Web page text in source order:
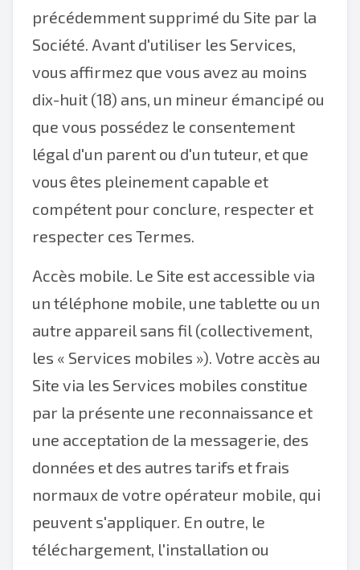
précédemment supprimé du Site par la
Société. Avant d'utiliser les Services,
vous affirmez que vous avez au moins
dix-huit (18) ans, un mineur émancipé ou
que vous possédez le consentement
légal d'un parent ou d'un tuteur, et que
vous êtes pleinement capable et
compétent pour conclure, respecter et
respecter ces Termes.
Accès mobile. Le Site est accessible via
un téléphone mobile, une tablette ou un
autre appareil sans fil (collectivement,
les « Services mobiles »). Votre accès au
Site via les Services mobiles constitue
par la présente une reconnaissance et
une acceptation de la messagerie, des
données et des autres tarifs et frais
normaux de votre opérateur mobile, qui
peuvent s'appliquer. En outre, le
téléchargement, l'installation ou